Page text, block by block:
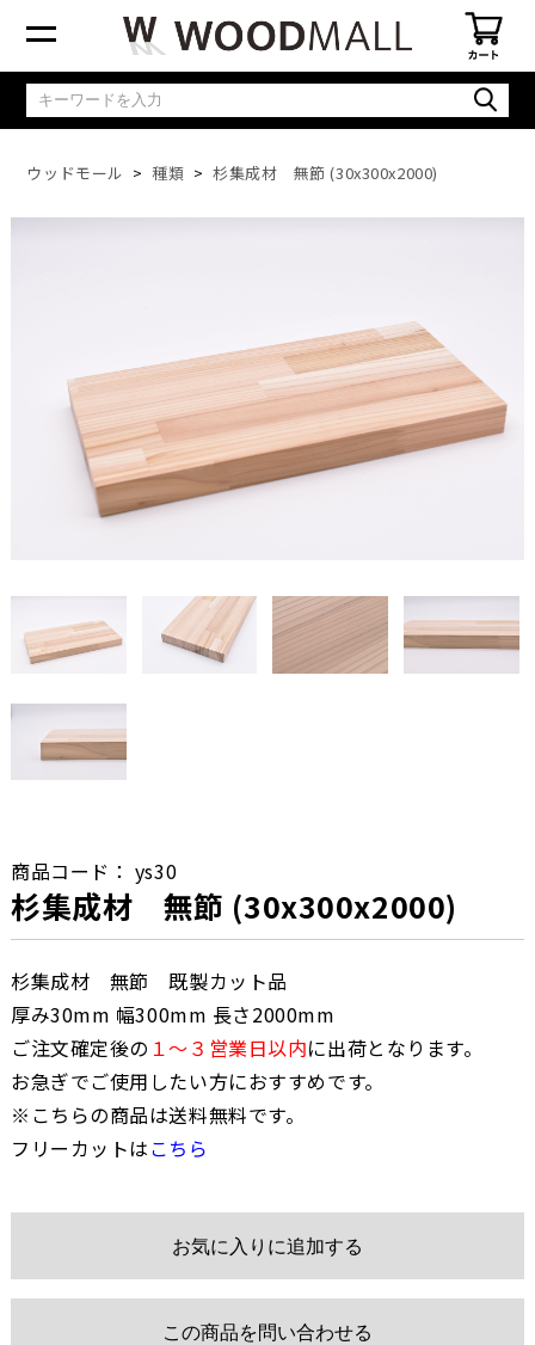
ウッドモール 種類 杉集成材 無節 (30x300x2000)
商品コード： ys30
杉集成材 無節 (30x300x2000)
杉集成材 無節 既製カット品
厚み30mm 幅300mm 長さ2000mm
ご注文確定後の １〜３営業日以内に出荷となります。
お急ぎでご使用したい方におすすめです。
※こちらの商品は送料無料です。
フリーカットはこちら
お気に入りに追加する
この商品を問い合わせる